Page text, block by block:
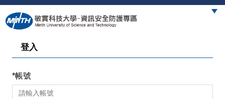
跳
到
主
登入
*帳號